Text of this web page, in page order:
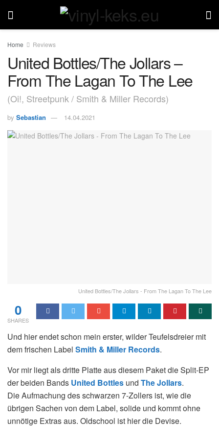
Home Reviews
United Bottles/The Jollars –
From The Lagan To The Lee
(Oi!, Streetpunk / Smith & Miller Records)
by Sebastian 14.04.2021
United Bottles/The Jollars - From The Lagan To The Lee
0
SHARES
Und hier endet schon mein erster, wilder Teufelsdreier mit
dem frischen Label Smith & Miller Records.
Vor mir liegt als dritte Platte aus diesem Paket die Split-EP
der beiden Bands United Bottles und The Jollars.
Die Aufmachung des schwarzen 7-Zollers ist, wie die
übrigen Sachen von dem Label, solide und kommt ohne
unnötige Extras aus. Oldschool ist hier die Devise.